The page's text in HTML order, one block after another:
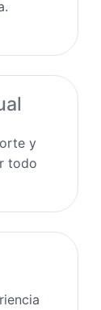
y
todo